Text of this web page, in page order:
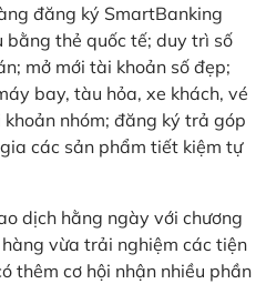
đăng ký SmartBanking
bằng thẻ quốc tế; duy trì số
mở mới tài khoản số đẹp;
bay, tàu hỏa, xe khách, vé
nhóm; đăng ký trả góp
các sản phẩm tiết kiệm tự
dịch hằng ngày với chương
vừa trải nghiệm các tiện
thêm cơ hội nhận nhiều phần